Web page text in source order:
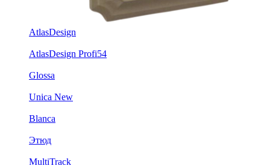
AtlasDesign
AtlasDesign Profi54
Glossa
Unica New
Blanca
Этюд
MultiTrack